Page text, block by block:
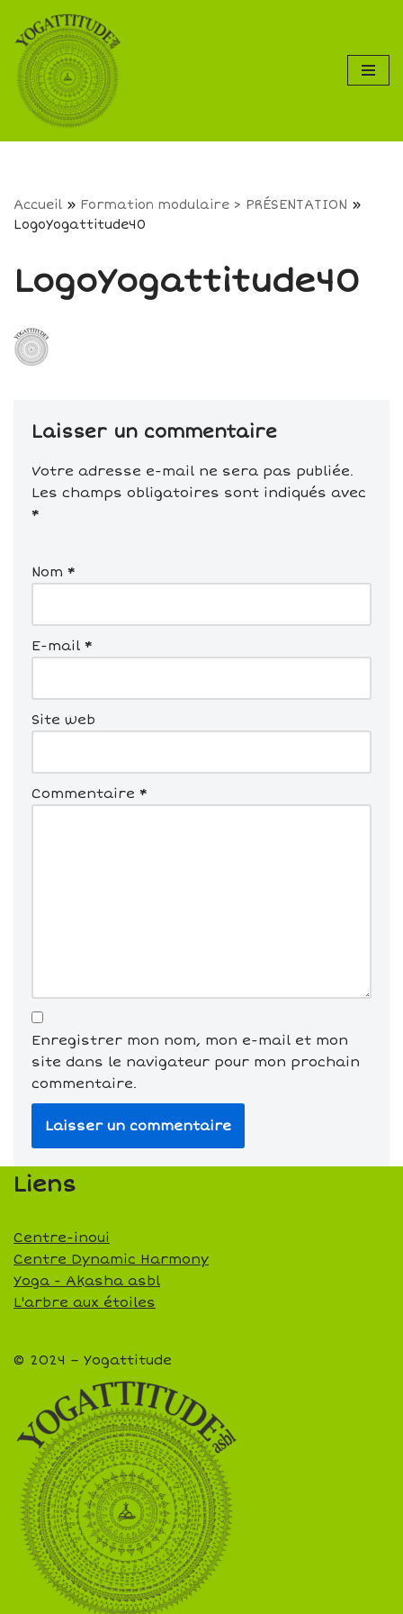
Aller
au
contenu
Accueil » Formation modulaire > PRÉSENTATION »
LogoYogattitude40
LogoYogattitude40
Laisser un commentaire
Votre adresse e-mail ne sera pas publiée.
Les champs obligatoires sont indiqués avec
*
Nom *
E-mail *
Site web
Commentaire *
Enregistrer mon nom, mon e-mail et mon
site dans le navigateur pour mon prochain
commentaire.
Liens
Centre-inoui
Centre Dynamic Harmony
Yoga - Akasha asbl
L'arbre aux étoiles
© 2024 – Yogattitude